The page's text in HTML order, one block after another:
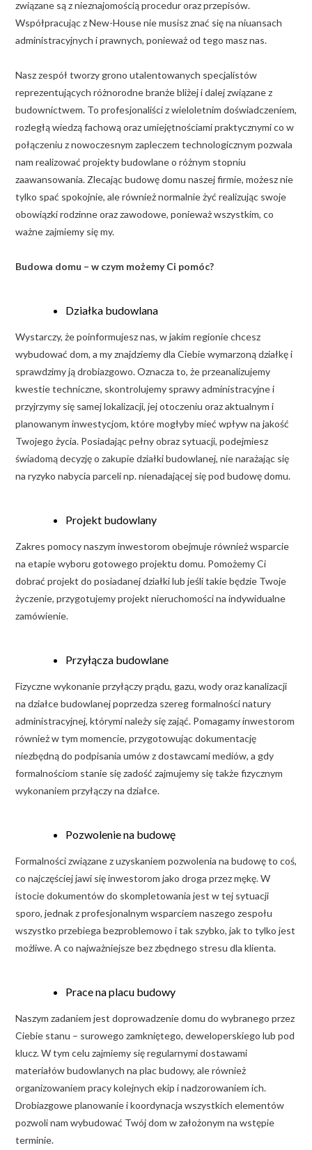
związane są z nieznajomością procedur oraz przepisów.
Współpracując z New-House nie musisz znać się na niuansach
administracyjnych i prawnych, ponieważ od tego masz nas.
Nasz zespół tworzy grono utalentowanych specjalistów
reprezentujących różnorodne branże bliżej i dalej związane z
budownictwem. To profesjonaliści z wieloletnim doświadczeniem,
rozległą wiedzą fachową oraz umiejętnościami praktycznymi co w
połączeniu z nowoczesnym zapleczem technologicznym pozwala
nam realizować projekty budowlane o różnym stopniu
zaawansowania. Zlecając budowę domu naszej firmie, możesz nie
tylko spać spokojnie, ale również normalnie żyć realizując swoje
obowiązki rodzinne oraz zawodowe, ponieważ wszystkim, co
ważne zajmiemy się my.
Budowa domu – w czym możemy Ci pomóc?
Działka budowlana
Wystarczy, że poinformujesz nas, w jakim regionie chcesz
wybudować dom, a my znajdziemy dla Ciebie wymarzoną działkę i
sprawdzimy ją drobiazgowo. Oznacza to, że przeanalizujemy
kwestie techniczne, skontrolujemy sprawy administracyjne i
przyjrzymy się samej lokalizacji, jej otoczeniu oraz aktualnym i
planowanym inwestycjom, które mogłyby mieć wpływ na jakość
Twojego życia. Posiadając pełny obraz sytuacji, podejmiesz
świadomą decyzję o zakupie działki budowlanej, nie narażając się
na ryzyko nabycia parceli np. nienadającej się pod budowę domu.
Projekt budowlany
Zakres pomocy naszym inwestorom obejmuje również wsparcie
na etapie wyboru gotowego projektu domu. Pomożemy Ci
dobrać projekt do posiadanej działki lub jeśli takie będzie Twoje
życzenie, przygotujemy projekt nieruchomości na indywidualne
zamówienie.
Przyłącza budowlane
Fizyczne wykonanie przyłączy prądu, gazu, wody oraz kanalizacji
na działce budowlanej poprzedza szereg formalności natury
administracyjnej, którymi należy się zająć. Pomagamy inwestorom
również w tym momencie, przygotowując dokumentację
niezbędną do podpisania umów z dostawcami mediów, a gdy
formalnościom stanie się zadość zajmujemy się także fizycznym
wykonaniem przyłączy na działce.
Pozwolenie na budowę
Formalności związane z uzyskaniem pozwolenia na budowę to coś,
co najczęściej jawi się inwestorom jako droga przez mękę. W
istocie dokumentów do skompletowania jest w tej sytuacji
sporo, jednak z profesjonalnym wsparciem naszego zespołu
wszystko przebiega bezproblemowo i tak szybko, jak to tylko jest
możliwe. A co najważniejsze bez zbędnego stresu dla klienta.
Prace na placu budowy
Naszym zadaniem jest doprowadzenie domu do wybranego przez
Ciebie stanu – surowego zamkniętego, deweloperskiego lub pod
klucz. W tym celu zajmiemy się regularnymi dostawami
materiałów budowlanych na plac budowy, ale również
organizowaniem pracy kolejnych ekip i nadzorowaniem ich.
Drobiazgowe planowanie i koordynacja wszystkich elementów
pozwoli nam wybudować Twój dom w założonym na wstępie
terminie.